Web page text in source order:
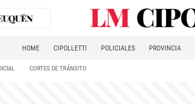
HOME CIPOLLETTI POLICIALES PROVINCIA
CORTES DE TRÁNSITO